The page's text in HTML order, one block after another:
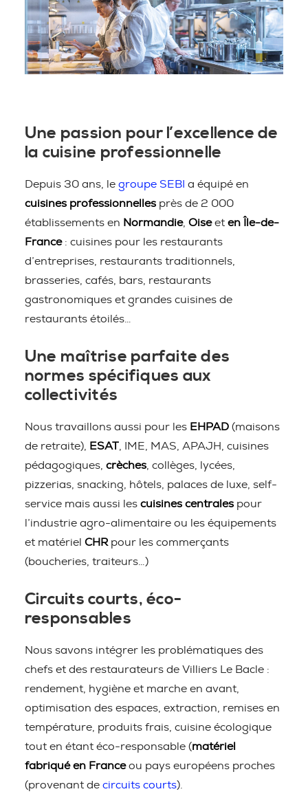
Une passion pour l’excellence de
la cuisine professionnelle
Depuis 30 ans, le groupe SEBI a équipé en
cuisines professionnelles près de 2 000
établissements en Normandie, Oiseet en Île-de-
France: cuisines pour les restaurants
d’entreprises, restaurants traditionnels,
brasseries, cafés, bars, restaurants
gastronomiques et grandes cuisines de
restaurants étoilés…
Une maîtrise parfaite des
normes spécifiques aux
collectivités
Nous travaillons aussi pour les EHPAD (maisons
de retraite),
ESAT , IME, MAS, APAJH, cuisines
pédagogiques, crèches , collèges, lycées,
pizzerias, snacking, hôtels, palaces de luxe, self-
service mais aussi les cuisines centrales pour
l’industrie agro-alimentaire ou les équipements
et matériel CHR pour les commerçants
(boucheries, traiteurs…)
Circuits courts, éco-
responsables
Nous savons intégrer les problématiques des
chefs et des restaurateurs de Villiers Le Bacle :
rendement, hygiène et marche en avant,
optimisation des espaces, extraction, remises en
température, produits frais, cuisine écologique
tout en étant éco-responsable (matériel
fabriqué en Franceou pays européens proches
(provenant de circuits courts).